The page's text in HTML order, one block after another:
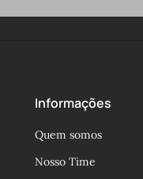
Informações
Quem somos
Nosso Time